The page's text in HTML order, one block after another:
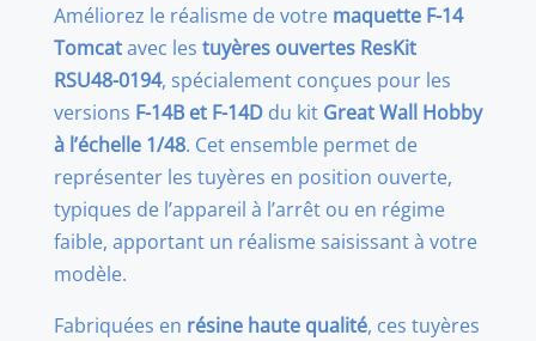
GWH
kit
(1/48)
Améliorez le réalisme de votre maquette F-14
Tomcatavec les tuyères ouvertes ResKit
RSU48-0194, spécialement conçues pour les
versions F-14B et F-14Ddu kit Great Wall Hobby
à l’échelle 1/48. Cet ensemble permet de
représenter les tuyères en position ouverte,
typiques de l’appareil à l’arrêt ou en régime
faible, apportant un réalisme saisissant à votre
modèle.
Fabriquées en résine haute qualité, ces tuyères